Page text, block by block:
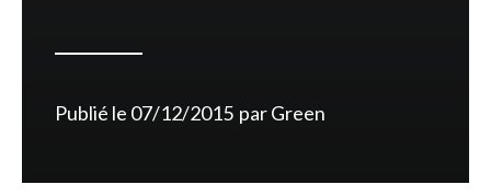
Publié le 07/12/2015 parGreen